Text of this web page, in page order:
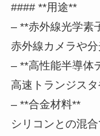
#### **用途**
– **赤外線光学素
赤外線カメラや分
– **高性能半導体
高速トランジスタ
– **合金材料**
シリコンとの混